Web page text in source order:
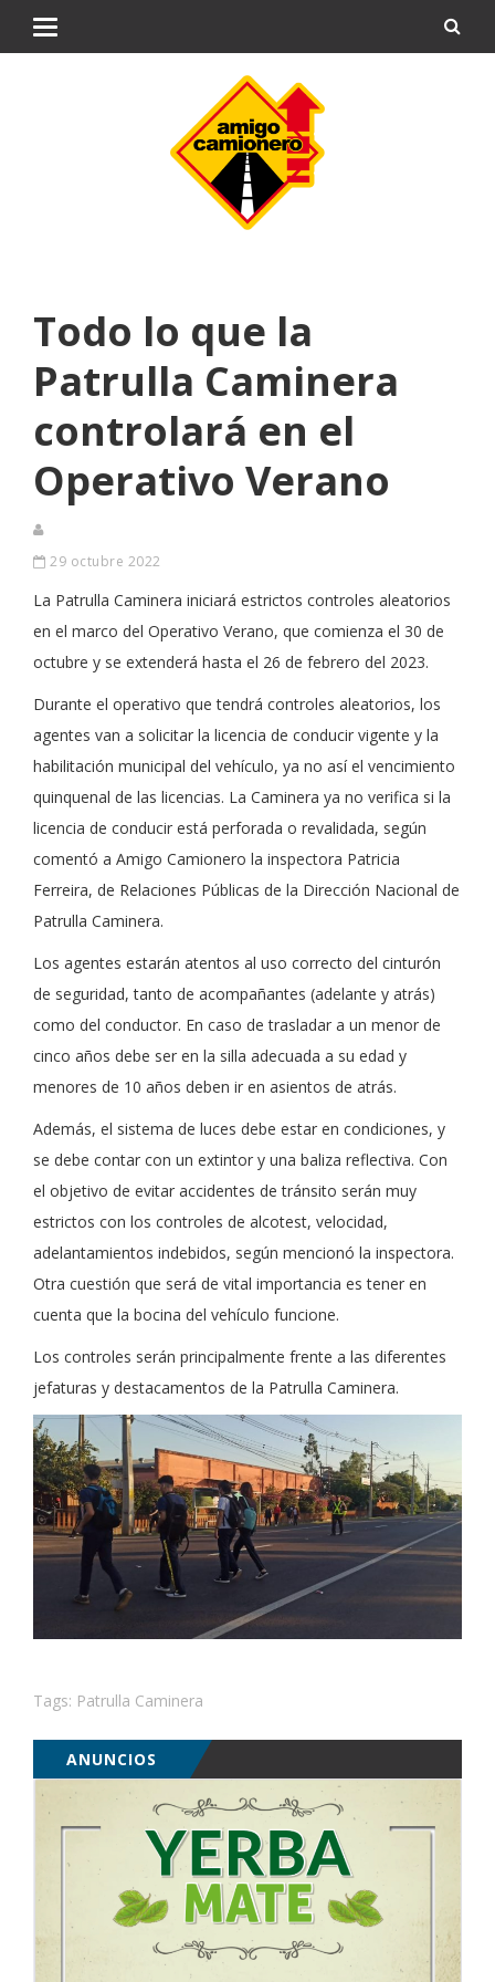
Todo lo que la
Patrulla Caminera
controlará en el
Operativo Verano
29 octubre 2022
La Patrulla Caminera iniciará estrictos controles aleatorios
en el marco del Operativo Verano, que comienza el 30 de
octubre y se extenderá hasta el 26 de febrero del 2023.
Durante el operativo que tendrá controles aleatorios, los
agentes van a solicitar la licencia de conducir vigente y la
habilitación municipal del vehículo, ya no así el vencimiento
quinquenal de las licencias. La Caminera ya no verifica si la
licencia de conducir está perforada o revalidada, según
comentó a Amigo Camionero la inspectora Patricia
Ferreira, de Relaciones Públicas de la Dirección Nacional de
Patrulla Caminera.
Los agentes estarán atentos al uso correcto del cinturón
de seguridad, tanto de acompañantes (adelante y atrás)
como del conductor. En caso de trasladar a un menor de
cinco años debe ser en la silla adecuada a su edad y
menores de 10 años deben ir en asientos de atrás.
Además, el sistema de luces debe estar en condiciones, y
se debe contar con un extintor y una baliza reflectiva. Con
el objetivo de evitar accidentes de tránsito serán muy
estrictos con los controles de alcotest, velocidad,
adelantamientos indebidos, según mencionó la inspectora.
Otra cuestión que será de vital importancia es tener en
cuenta que la bocina del vehículo funcione.
Los controles serán principalmente frente a las diferentes
jefaturas y destacamentos de la Patrulla Caminera.
Tags: Patrulla Caminera
ANUNCIOS